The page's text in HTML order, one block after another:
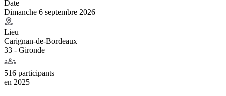
Date
Dimanche 6 septembre 2026
Lieu
Carignan-de-Bordeaux
33 - Gironde
516 participants
en 2025